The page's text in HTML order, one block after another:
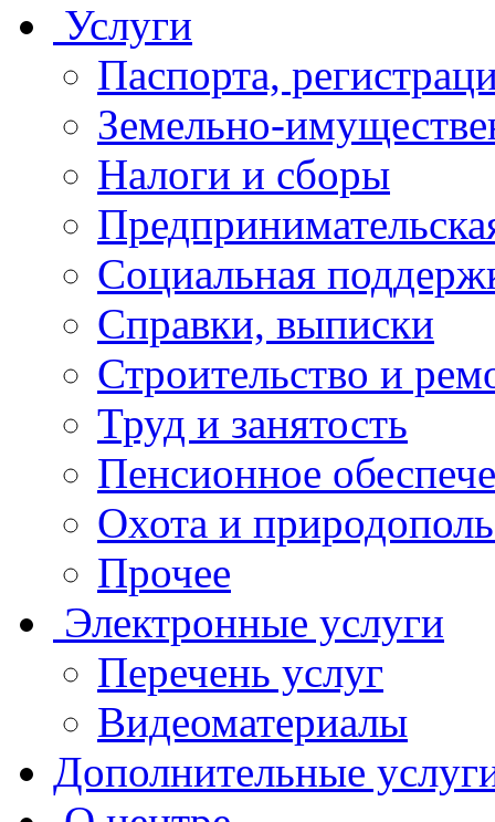
Услуги
Паспорта,
Земельно-
Налоги и сборы
Социальная
Справки, выписки
Строительство и
Труд и занятость
Пенсионное
Охота и
Прочее
Электронные услуги
Перечень услуг
Видеоматериалы
Дополнительные